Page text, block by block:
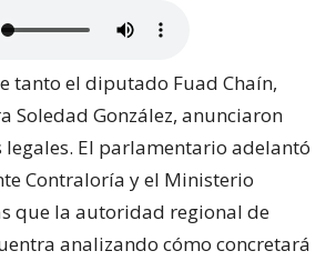
tanto el diputado Fuad Chaín,
Soledad González, anunciaron
legales. El parlamentario adelantó
Contraloría y el Ministerio
que la autoridad regional de
analizando cómo concretará